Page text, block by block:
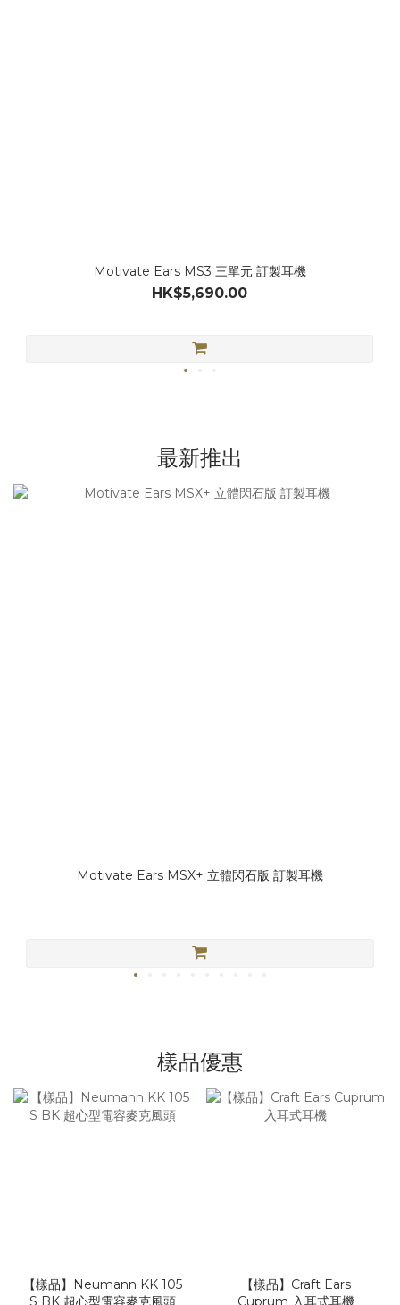
Motivate Ears MS3 三單元 訂製耳機
HK$5,690.00
最新推出
Motivate Ears MSX+ 立體閃石版 訂製耳機
樣品優惠
【樣品】Neumann KK 105
S BK 超心型電容麥克風頭
【樣品】Craft Ears
Cuprum 入耳式耳機